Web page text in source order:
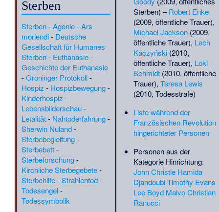
Kunst)· William
Munro
BIO)·William
PuB)·Wolf
BIO)·Wubong(RT) ·
ʿAbd ar-Rahmān as-
RT)
Projekthinweis(4)
Alter evangelischer Friedhof
Langerfeld
Heinrich Moritz
(Metallurg)(Biografien)·
RW)·Lotte
Überarbeiten(849)
Abdallah ibn Husain al-Ahmar
Abdullah al-Aftah·Abraham
Levi Pascha ·Achilleas
Vasiliadis ·Adamo d’Arogno
Sterben
Sterben-Agonie-Ars
moriendi- Deutsche
Gesellschaft für Humanes
Sterben- Euthanasie-
Geschichte der Euthanasie
-Groninger Protokoll-
Hospiz - Hospizbewegung-
Kinderhospiz -
Lebensbilderschau-
Letalität- Nahtoderfahrung-
Sherwin Nuland-
Sterbebegleitung-
Sterbebett-
Sterbeforschung-
Kirchliche Sterbegebete-
Sterbehilfe-Strahlentod-
Todesengel-
Todessymbolik
Sterben) –Robert Enke
(2009, öffentliche Trauer),
Michael Jackson(2009,
öffentliche Trauer), Lech
Kaczyński(2010,
öffentliche Trauer), Loki
Schmidt(2010, öffentliche
Trauer), Teresa Lewis
(2010, Todesstrafe)
Liste während der
Französischen Revolution
hingerichteter Personen
Personen aus der
Kategorie Hinrichtung:
John Christie Hamida
Djandoubi Timothy Evans
Lee Boyd Malvo Christian
Ranucci